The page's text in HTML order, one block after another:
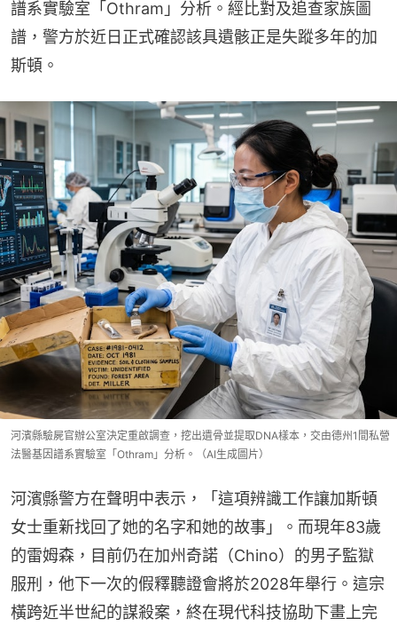
譜系實驗室「Othram」分析。經比對及追查家族圖
譜，警方於近日正式確認該具遺骸正是失蹤多年的加
斯頓。
河濱縣驗屍官辦公室決定重啟調查，挖出遺骨並提取DNA樣本，交由德州1間私營
法醫基因譜系實驗室「Othram」分析。（AI生成圖片）
河濱縣警方在聲明中表示，「這項辨識工作讓加斯頓
女士重新找回了她的名字和她的故事」。而現年83歲
的雷姆森，目前仍在加州奇諾（Chino）的男子監獄
服刑，他下一次的假釋聽證會將於2028年舉行。這宗
橫跨近半世紀的謀殺案，終在現代科技協助下畫上完